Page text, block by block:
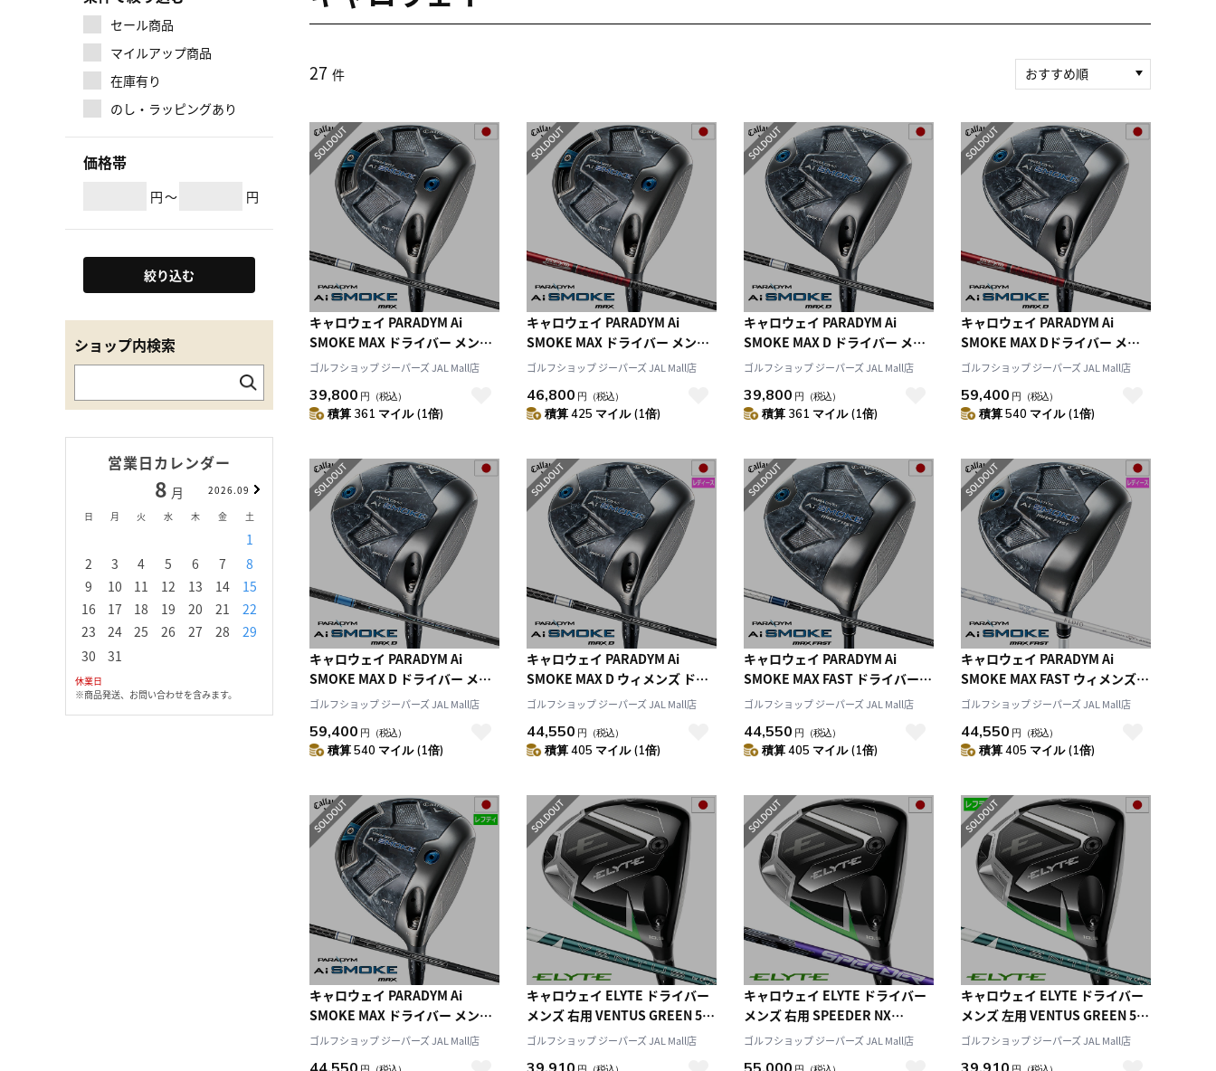
マイルアップ商品
セール商品
在庫有り
のし・ラッピングあり
価格帯
円～ 円
絞り込む
ショップ内検索
営業日カレンダー
8 月
2026.09
日
月 火 水 木 金 土
1
2
3 4 5 6 7
8
9
10 11 12 13 14
15
16
17 18 19 20 21
22
23
24 25 26 27 28
29
30
31
9月
2026.10
火 水 木 金 土
1 2 3 4
5
8 9 10 11
12
14 16 17 18
22 23 24 25
28 29 30
10月
2026.11
月 火 水 木 金 土
1 2
3
7 8 9
10
12 15 16
17
20 21 22 23
26 27 28 29 30 31
休業日
※商品発送、お問い合わせを含みます。
27 件
おすすめ順
積算マイル率（高い
順）
人気順
レビュー件数（多い
順）
レビュー評価（高い
順）
価格（安い順）
価格（高い順）
キャロウェイ PARADYM Ai
SMOKE MAX ドライバー メンズ
右用 TENSEI 50 for Callaway カ
年モデル Callaway
ゴルフショップ ジーパーズ JAL Mall店
39,800 円 （税込）
積算 361 マイル (1倍)
キャロウェイ PARADYM Ai
SMOKE MAX ドライバー メンズ
右用 Tour AD VF-5 カーボンシャ
Callaway
ゴルフショップ ジーパーズ JAL Mall店
46,800 円 （税込）
積算 425 マイル (1倍)
キャロウェイ PARADYM Ai
SMOKE MAX D ドライバー メン
ズ 右用 TENSEI 50 for Callaway
2024年モデル Callaway
ゴルフショップ ジーパーズ JAL Mall店
39,800 円 （税込）
積算 361 マイル (1倍)
キャロウェイ PARADYM Ai
SMOKE MAX Dドライバー メン
ズ 右用 Tour AD VF-5 カーボンシ
Callaway
ゴルフショップ ジーパーズ JAL Mall店
59,400 円 （税込）
積算 540 マイル (1倍)
キャロウェイ PARADYM Ai
SMOKE MAX D ドライバー メン
ズ 右用 TENSEI PRO BLUE 1K
2024年モデル Callaway
ゴルフショップ ジーパーズ JAL Mall店
59,400 円 （税込）
積算 540 マイル (1倍)
キャロウェイ PARADYM Ai
SMOKE MAX D ウィメンズ ドラ
イバー レディース 右用 TENSEI
ト 日本正規品 2024年モデル
Callaway
ゴルフショップ ジーパーズ JAL Mall店
44,550 円 （税込）
積算 405 マイル (1倍)
キャロウェイ PARADYM Ai
SMOKE MAX FAST ドライバー
メンズ 右用 TENSEI 40 for
正規品 2024年モデル Callaway
ゴルフショップ ジーパーズ JAL Mall店
44,550 円 （税込）
積算 405 マイル (1倍)
キャロウェイ PARADYM Ai
SMOKE MAX FAST ウィメンズ
ドライバー レディース 右用
シャフト 日本正規品 2024年モデ
ル Callaway
ゴルフショップ ジーパーズ JAL Mall店
44,550 円 （税込）
積算 405 マイル (1倍)
キャロウェイ PARADYM Ai
SMOKE MAX ドライバー メンズ
左用 TENSEI 50 for Callaway カ
ゴルフショップ ジーパーズ JAL Mall店
44,550
キャロウェイ ELYTE ドライバー
メンズ 右用 VENTUS GREEN 50
for Callaway カーボンシャフト
ゴルフショップ ジーパーズ JAL Mall店
39,910
キャロウェイ ELYTE ドライバー
メンズ 右用 SPEEDER NX
VIOLET 50 カーボンシャフト 日
ゴルフショップ ジーパーズ JAL Mall店
55,000
キャロウェイ ELYTE ドライバー
メンズ 左用 VENTUS GREEN 50
for Callaway カーボンシャフト
ゴルフショップ ジーパーズ JAL Mall店
39,910